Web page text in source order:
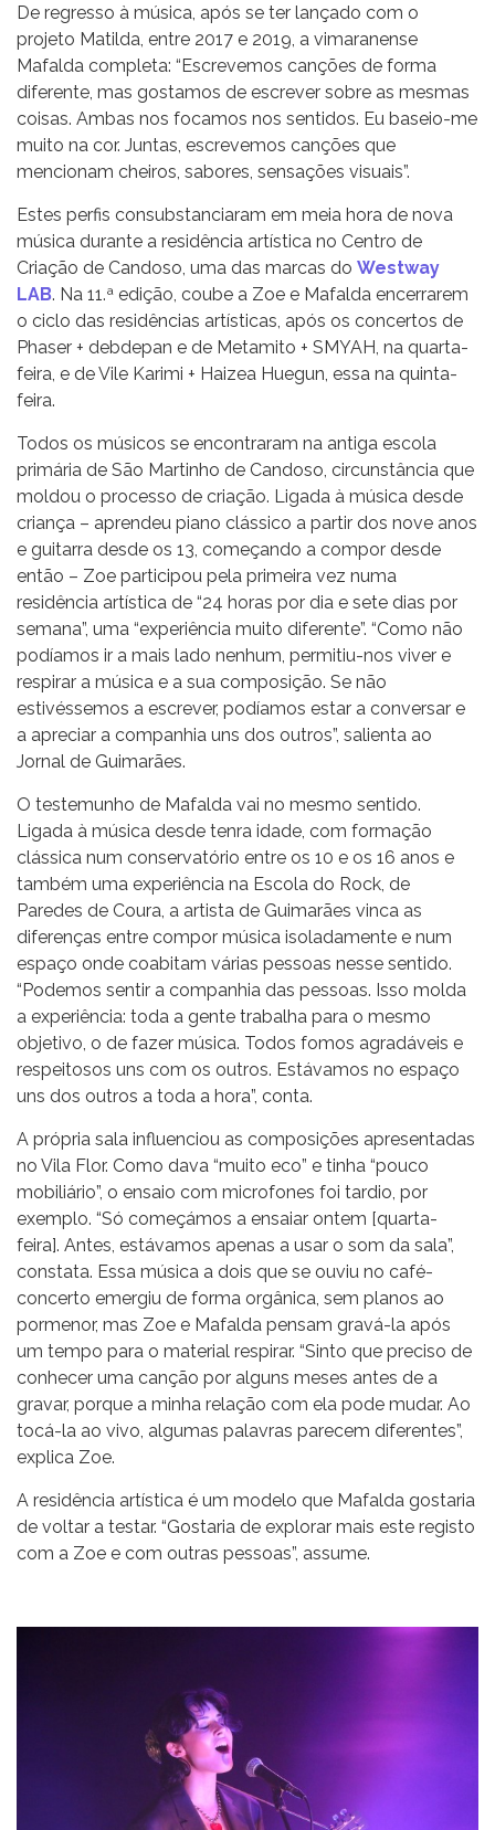
De regresso à música, após se ter lançado com o
projeto Matilda, entre 2017 e 2019, a vimaranense
Mafalda completa: “Escrevemos canções de forma
diferente, mas gostamos de escrever sobre as mesmas
coisas. Ambas nos focamos nos sentidos. Eu baseio-me
muito na cor. Juntas, escrevemos canções que
mencionam cheiros, sabores, sensações visuais”.
Estes perfis consubstanciaram em meia hora de nova
música durante a residência artística no Centro de
Criação de Candoso, uma das marcas do Westway
LAB. Na 11.ª edição, coube a Zoe e Mafalda encerrarem
o ciclo das residências artísticas, após os concertos de
Phaser + debdepan e de Metamito + SMYAH, na quarta-
feira, e de Vile Karimi + Haizea Huegun, essa na quinta-
feira.
Todos os músicos se encontraram na antiga escola
primária de São Martinho de Candoso, circunstância que
moldou o processo de criação. Ligada à música desde
criança – aprendeu piano clássico a partir dos nove anos
e guitarra desde os 13, começando a compor desde
então – Zoe participou pela primeira vez numa
residência artística de “24 horas por dia e sete dias por
semana”, uma “experiência muito diferente”. “Como não
podíamos ir a mais lado nenhum, permitiu-nos viver e
respirar a música e a sua composição. Se não
estivéssemos a escrever, podíamos estar a conversar e
a apreciar a companhia uns dos outros”, salienta ao
Jornal de Guimarães.
O testemunho de Mafalda vai no mesmo sentido.
Ligada à música desde tenra idade, com formação
clássica num conservatório entre os 10 e os 16 anos e
também uma experiência na Escola do Rock, de
Paredes de Coura, a artista de Guimarães vinca as
diferenças entre compor música isoladamente e num
espaço onde coabitam várias pessoas nesse sentido.
“Podemos sentir a companhia das pessoas. Isso molda
a experiência: toda a gente trabalha para o mesmo
objetivo, o de fazer música. Todos fomos agradáveis e
respeitosos uns com os outros. Estávamos no espaço
uns dos outros a toda a hora”, conta.
A própria sala influenciou as composições apresentadas
no Vila Flor. Como dava “muito eco” e tinha “pouco
mobiliário”, o ensaio com microfones foi tardio, por
exemplo. “Só começámos a ensaiar ontem [quarta-
feira]. Antes, estávamos apenas a usar o som da sala”,
constata. Essa música a dois que se ouviu no café-
concerto emergiu de forma orgânica, sem planos ao
pormenor, mas Zoe e Mafalda pensam gravá-la após
um tempo para o material respirar. “Sinto que preciso de
conhecer uma canção por alguns meses antes de a
gravar, porque a minha relação com ela pode mudar. Ao
tocá-la ao vivo, algumas palavras parecem diferentes”,
explica Zoe.
A residência artística é um modelo que Mafalda gostaria
de voltar a testar. “Gostaria de explorar mais este registo
com a Zoe e com outras pessoas”, assume.